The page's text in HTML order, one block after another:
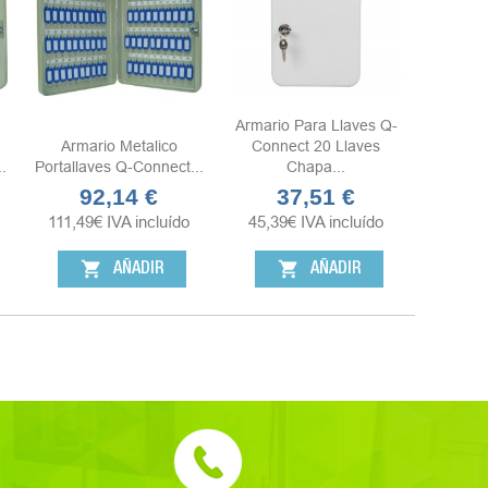
Armario Metalico
Portallaves Q-Connect...
Precio
92,14 €
111,49€ IVA incluído
shopping_cart AÑADIR
Armario Para Llaves Q-
Connect 20 Llaves
Chapa...
Precio
37,51 €
45,39€ IVA incluído
shopping_cart AÑADIR